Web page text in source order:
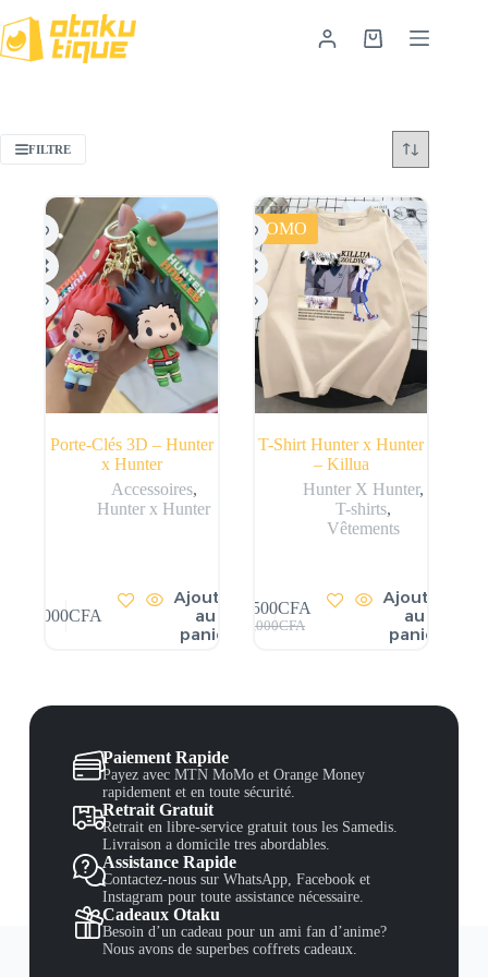
FILTRE
Porte-Clés 3D – Hunter
x Hunter
Accessoires,
Hunter x Hunter
2,000CFA
Ajouter
au
panier
PROMO
T-Shirt Hunter x Hunter
– Killua
Hunter X Hunter,
T-shirts,
Vêtements
7,000CFA
5,500CFA
Ajouter
au
panier
Paiement Rapide
Payez avec MTN MoMo et Orange Money
rapidement et en toute sécurité.
Retrait Gratuit
Retrait en libre-service gratuit tous les Samedis.
Livraison a domicile tres abordables.
Assistance Rapide
Contactez-nous sur WhatsApp, Facebook et
Instagram pour toute assistance nécessaire.
Cadeaux Otaku
Besoin d’un cadeau pour un ami fan d’anime?
Nous avons de superbes coffrets cadeaux.